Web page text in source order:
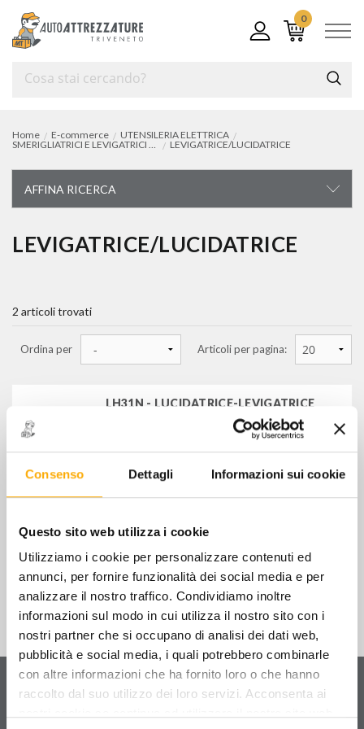
Consenso Dettagli Informazioni sui cookie
Questo sito web utilizza i cookie
Utilizziamo i cookie per personalizzare contenuti ed
annunci, per fornire funzionalità dei social media e per
analizzare il nostro traffico. Condividiamo inoltre
informazioni sul modo in cui utilizza il nostro sito con i
nostri partner che si occupano di analisi dei dati web,
pubblicità e social media, i quali potrebbero combinarle
con altre informazioni che ha fornito loro o che hanno
raccolto dal suo utilizzo dei loro servizi. Acconsenta ai
0
Home E-commerce
UTENSILERIA ELETTRICA
SMERIGLIATRICI E LEVIGATRICI ELETTRICHE
LEVIGATRICE/LUCIDATRICE
AFFINA RICERCA
UTENSILERIA ELETTRICA
smerigliatrici e levigatrici elettriche
levigatrici elettriche
levigatrice/lucidatrice
accessori per utensili elettrici
avvolgicavo e prolunghe
attrezzature per la batteria e l'impianto elettrico
strumenti digitali
lampade philips
LEVIGATRICE/LUCIDATRICE
2 articoli trovati
Ordina per Articoli per pagina:
LH31N - LUCIDATRICE-LEVIGATRICE
LH232N - LEVIGATRICE LUCIDATRICE
€ 381,00+ IVA
Servizio clienti
Contattaciper ricevere informazioni sul tuo ordine
e sui nostri prodotti.